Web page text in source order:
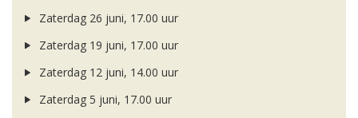
Zaterdag 26 juni, 17.00 uur
Zaterdag 19 juni, 17.00 uur
Zaterdag 12 juni, 14.00 uur
Zaterdag 5 juni, 17.00 uur